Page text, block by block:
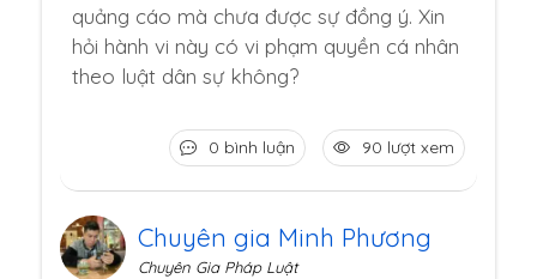
quảng cáo mà chưa được sự đồng ý. Xin
hỏi hành vi này có vi phạm quyền cá nhân
theo luật dân sự không?
0 bình luận 90 lượt xem
Chuyên gia Minh Phương
Chuyên Gia Pháp Luật